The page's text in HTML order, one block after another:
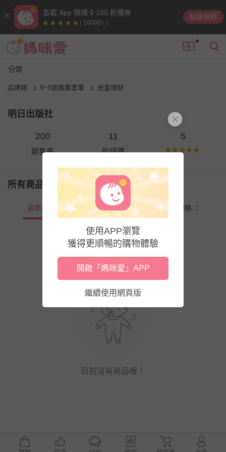
首載 App 現領 $ 100 折價券
( 10000+ )
點我領券
分類
品牌館 6~8歲推薦書單 兒童理財
明日出版社
200
銷售量
11
則評價
5
所有商品
最熱銷 新上市 價格
目前沒有商品喔！
使用APP瀏覽
獲得更順暢的購物體驗
開啟「媽咪愛」APP
繼續使用網頁版